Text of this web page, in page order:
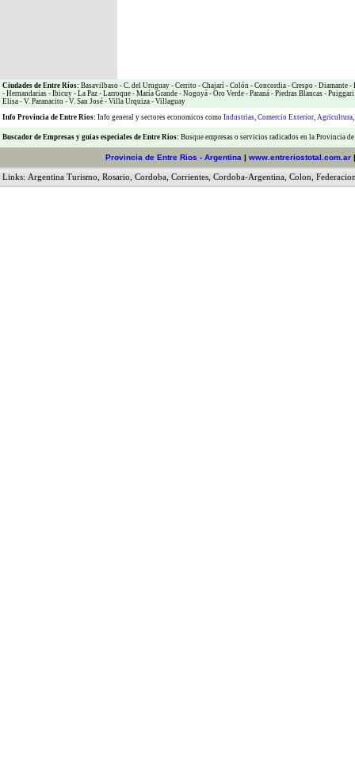
Ciudades de Entre Ríos: Basavilbaso - C. del Uruguay - Cerrito - Chajarí - Colón - Concordia - Crespo - Diamante -
- Hernandarias - Ibicuy - La Paz - Larroque - María Grande - Nogoyá - Oro Verde - Paraná - Piedras Blancas - Puiggari
Elisa - V. Paranacito - V. San José - Villa Urquiza - Villaguay
Info Provincia de Entre Rios: Info general y sectores economicos como Industrias, Comercio Exterior, Agricultura,
Buscador de Empresas y guias especiales de Entre Rios: Busque empresas o servicios radicados en la Provincia
Provincia de Entre Rios - Argentina | www.entreriostotal.com.ar
Links: Argentina Turismo Rosario Cordoba Corrientes Cordoba-Argentina Colon